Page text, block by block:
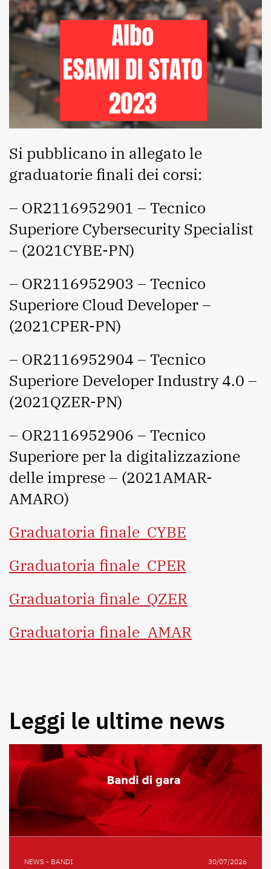
Si pubblicano in allegato le
graduatorie finali dei corsi:
– OR2116952901 – Tecnico
Superiore Cybersecurity Specialist
– (2021CYBE-PN)
– OR2116952903 – Tecnico
Superiore Cloud Developer –
(2021CPER-PN)
– OR2116952904 – Tecnico
Superiore Developer Industry 4.0 –
(2021QZER-PN)
– OR2116952906 – Tecnico
Superiore per la digitalizzazione
delle imprese – (2021AMAR-
AMARO)
Graduatoria finale_CYBE
Graduatoria finale_CPER
Graduatoria finale_QZER
Graduatoria finale_AMAR
Leggi le ultime news
NEWS - BANDI 30/07/2026